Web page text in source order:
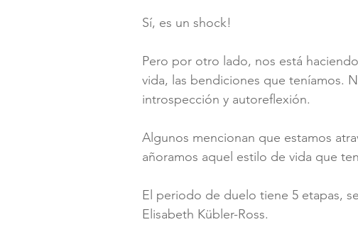
Sí, es un shock!
Pero por otro lado, nos está
vida, las bendiciones que teníamos.
introspección y autoreflexión.
Algunos mencionan que estamos
añoramos aquel estilo de vida que
El periodo de duelo tiene 5 etapas,
Elisabeth Kübler-Ross.